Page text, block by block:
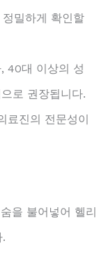
밀하게 확인할
40대 이상의 성
로 권장됩니다.
료진의 전문성이
을 불어넣어 헬리